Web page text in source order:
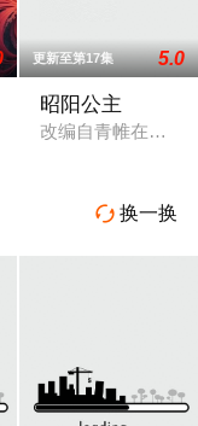
朝有史以来个以女
战神百里忘川元神，
更新至第17集 5.0
昭阳公主
改编自青帷在晋江
 换一换